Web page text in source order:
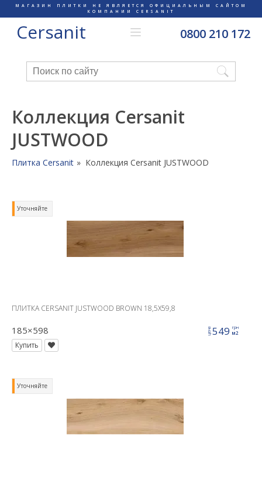
МАГАЗИН ПЛИТКИ НЕ ЯВЛЯЕТСЯ ОФИЦИАЛЬНЫМ САЙТОМ
КОМПАНИИ CERSANIT
Cersanit 0800 210 172
Коллекция Cersanit
JUSTWOOD
Плитка Cersanit Коллекция Cersanit JUSTWOOD
Уточняйте
ПЛИТКА CERSANIT JUSTWOOD BROWN 18,5X59,8
185×598 цена549 грн
м2
Купить
Уточняйте